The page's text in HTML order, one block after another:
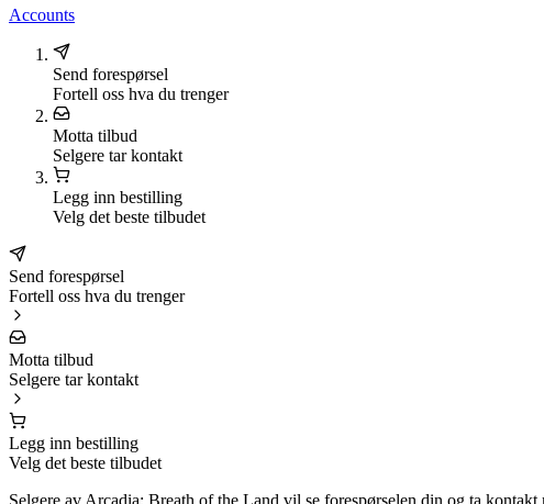
Accounts
Send forespørsel
Fortell oss hva du trenger
Motta tilbud
Selgere tar kontakt
Legg inn bestilling
Velg det beste tilbudet
Send forespørsel
Fortell oss hva du trenger
Motta tilbud
Selgere tar kontakt
Legg inn bestilling
Velg det beste tilbudet